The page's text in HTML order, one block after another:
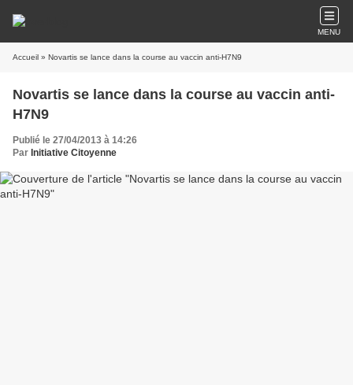
MENU
Accueil » Novartis se lance dans la course au vaccin anti-H7N9
Novartis se lance dans la course au vaccin anti-
H7N9
Publié le 27/04/2013 à 14:26
Par Initiative Citoyenne